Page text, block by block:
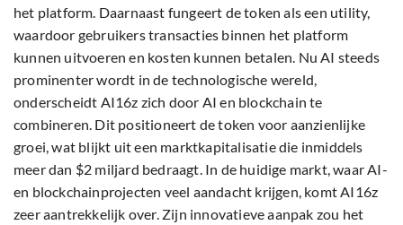
het platform. Daarnaast fungeert de token als een utility,
waardoor gebruikers transacties binnen het platform
kunnen uitvoeren en kosten kunnen betalen. Nu AI steeds
prominenter wordt in de technologische wereld,
onderscheidt AI16z zich door AI en blockchain te
combineren. Dit positioneert de token voor aanzienlijke
groei, wat blijkt uit een marktkapitalisatie die inmiddels
meer dan $2 miljard bedraagt. In de huidige markt, waar AI-
en blockchainprojecten veel aandacht krijgen, komt AI16z
zeer aantrekkelijk over. Zijn innovatieve aanpak zou het